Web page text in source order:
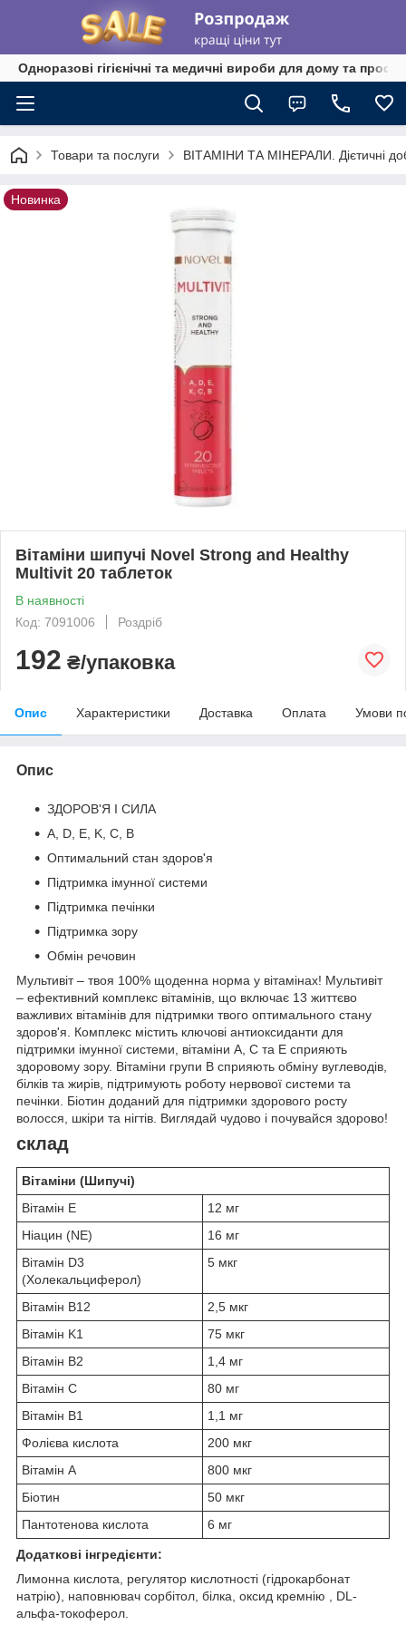
Одноразові гігієнічні та медичні вироби для дому та
Товари та послуги ВІТАМІНИ ТА МІНЕРАЛИ. Дієтичні
Новинка
Вітаміни шипучі Novel Strong and Healthy
Multivit 20 таблеток
В наявності
Код: 7091006
Роздріб
192 ₴/упаковка
Опис Характеристики Доставка Оплата Умови
Опис
ЗДОРОВ'Я І СИЛА
A, D, E, K, C, B
Оптимальний стан здоров'я
Підтримка імунної системи
Підтримка печінки
Підтримка зору
Обмін речовин
Мультивіт – твоя 100% щоденна норма у вітамінах! Мультивіт
– ефективний комплекс вітамінів, що включає 13 життєво
важливих вітамінів для підтримки твого оптимального стану
здоров'я. Комплекс містить ключові антиоксиданти для
підтримки імунної системи, вітаміни А, С та Е сприяють
здоровому зору. Вітаміни групи В сприяють обміну вуглеводів,
білків та жирів, підтримують роботу нервової системи та
печінки. Біотин доданий для підтримки здорового росту
волосся, шкіри та нігтів. Виглядай чудово і почувайся здорово!
склад
Вітаміни (Шипучі)
Вітамін E
12 мг
Ніацин (NE)
16 мг
Вітамін D3
(Холекальциферол)
5 мкг
Вітамін В12
2,5 мкг
Вітамін K1
75 мкг
Вітамін В2
1,4 мг
Вітамін С
80 мг
Вітамін В1
1,1 мг
Фолієва кислота
200 мкг
Вітамін А
800 мкг
Біотин
50 мкг
Пантотенова кислота
6 мг
Додаткові інгредієнти:
Лимонна кислота, регулятор кислотності (гідрокарбонат
натрію), наповнювач сорбітол, білка, оксид кремнію , DL-
альфа-токоферол.